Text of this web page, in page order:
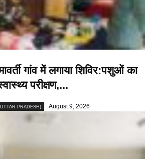
गांव में लगाया शिविर:पशुओं का
परीक्षण,...
PRADESH) August 9, 2026